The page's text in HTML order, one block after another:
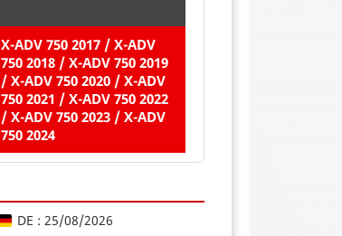
X-ADV 750 2017 / X-ADV
750 2018 / X-ADV 750 2019
/ X-ADV 750 2020 / X-ADV
750 2021 / X-ADV 750 2022
/ X-ADV 750 2023 / X-ADV
750 2024
DE : 25/08/2026